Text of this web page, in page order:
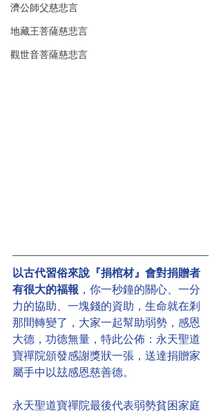
濟公師父慈悲言
地藏王菩薩慈悲言
觀世音菩薩慈悲言
以古代習俗來說『捐棺材』會對捐贈者
有很大的福報 ，你一秒鐘的關心、一分
力的協助、一塊錢的資助，生命就在剎
那間轉變了，大家一起幫助弱勢，感恩
大德，功德無量，特此公佈：永天聖道
寶禪院頒發感謝獎狀一張，送達捐贈家
屬手中以玆感恩慈善德。
永天聖道寶禪院最後代表弱勢貧困家庭